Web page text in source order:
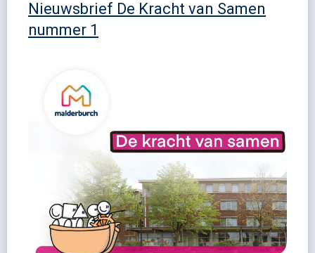
Nieuwsbrief De Kracht van Samen
nummer 1